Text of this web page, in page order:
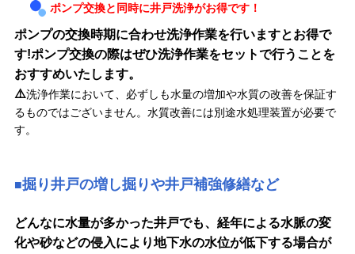
ポンプ交換と同時に井戸洗浄がお得です！
ポンプの交換時期に合わせ洗浄作業を行いますとお得で
す!ポンプ交換の際はぜひ洗浄作業をセットで行うことを
おすすめいたします。
⚠️洗浄作業において、必ずしも水量の増加や水質の改善を保証す
るものではございません。水質改善には別途水処理装置が必要で
す。
■掘り井戸の増し掘りや井戸補強修繕など
どんなに水量が多かった井戸でも、経年による水脈の変
化や砂などの侵入により地下水の水位が低下する場合が